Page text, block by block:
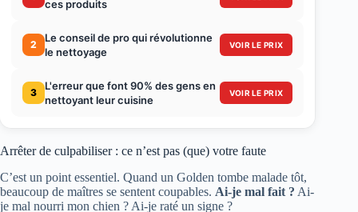
ces produits
2
Le conseil de pro qui révolutionne
le nettoyage
VOIR LE PRIX
3
L'erreur que font 90% des gens en
nettoyant leur cuisine
VOIR LE PRIX
Arrêter de culpabiliser : ce n’est pas (que) votre faute
C’est un point essentiel. Quand un Golden tombe malade tôt,
beaucoup de maîtres se sentent coupables. Ai-je mal fait ? Ai-
je mal nourri mon chien ? Ai-je raté un signe ?